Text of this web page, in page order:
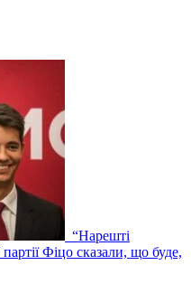
“Нарешті
Фіцо сказали, що буде,